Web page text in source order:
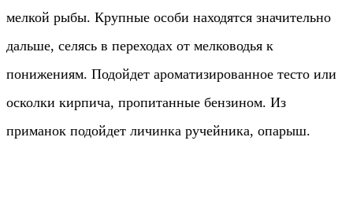
мелкой рыбы. Крупные особи находятся значительно
дальше, селясь в переходах от мелководья к
понижениям. Подойдет ароматизированное тесто или
осколки кирпича, пропитанные бензином. Из
приманок подойдет личинка ручейника, опарыш.